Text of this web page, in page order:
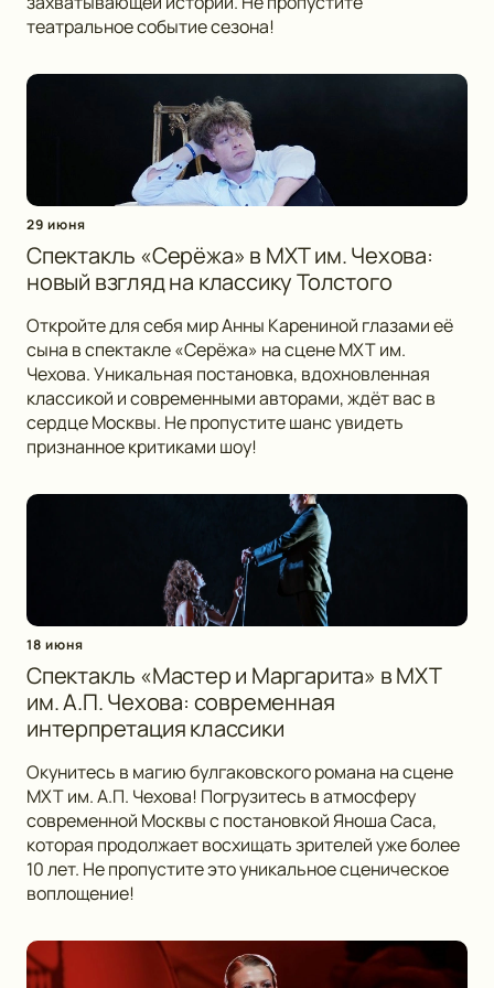
театральное событие сезона!
29 июня
Спектакль «Серёжа» в МХТ им. Чехова:
новый взгляд на классику Толстого
Откройте для себя мир Анны Карениной глазами её
сына в спектакле «Серёжа» на сцене МХТ им.
Чехова. Уникальная постановка, вдохновленная
классикой и современными авторами, ждёт вас в
сердце Москвы. Не пропустите шанс увидеть
признанное критиками шоу!
18 июня
Спектакль «Мастер и Маргарита» в МХТ
им. А.П. Чехова: современная
интерпретация классики
Окунитесь в магию булгаковского романа на сцене
МХТ им. А.П. Чехова! Погрузитесь в атмосферу
современной Москвы с постановкой Яноша Саса,
которая продолжает восхищать зрителей уже более
10 лет. Не пропустите это уникальное сценическое
воплощение!